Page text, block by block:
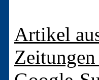
Artikel